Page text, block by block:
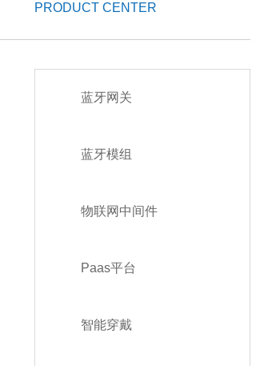
PRODUCT CENTER
蓝牙网关
蓝牙模组
物联网中间件
Paas平台
智能穿戴